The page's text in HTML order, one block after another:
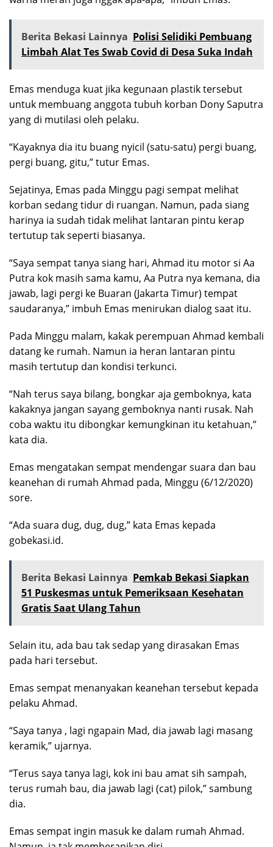
Berita Bekasi Lainnya Polisi Selidiki Pembuang
Limbah Alat Tes Swab Covid di Desa Suka Indah
Emas menduga kuat jika kegunaan plastik tersebut
untuk membuang anggota tubuh korban Dony Saputra
yang di mutilasi oleh pelaku.
“Kayaknya dia itu buang nyicil (satu-satu) pergi buang,
pergi buang, gitu,” tutur Emas.
Sejatinya, Emas pada Minggu pagi sempat melihat
korban sedang tidur di ruangan. Namun, pada siang
harinya ia sudah tidak melihat lantaran pintu kerap
tertutup tak seperti biasanya.
“Saya sempat tanya siang hari, Ahmad itu motor si Aa
Putra kok masih sama kamu, Aa Putra nya kemana, dia
jawab, lagi pergi ke Buaran (Jakarta Timur) tempat
saudaranya,” imbuh Emas menirukan dialog saat itu.
Pada Minggu malam, kakak perempuan Ahmad kembali
datang ke rumah. Namun ia heran lantaran pintu
masih tertutup dan kondisi terkunci.
“Nah terus saya bilang, bongkar aja gemboknya, kata
kakaknya jangan sayang gemboknya nanti rusak. Nah
coba waktu itu dibongkar kemungkinan itu ketahuan,”
kata dia.
Emas mengatakan sempat mendengar suara dan bau
keanehan di rumah Ahmad pada, Minggu (6/12/2020)
sore.
“Ada suara dug, dug, dug,” kata Emas kepada
gobekasi.id.
Berita Bekasi Lainnya Pemkab Bekasi Siapkan
51 Puskesmas untuk Pemeriksaan Kesehatan
Gratis Saat Ulang Tahun
Selain itu, ada bau tak sedap yang dirasakan Emas
pada hari tersebut.
Emas sempat menanyakan keanehan tersebut kepada
pelaku Ahmad.
“Saya tanya , lagi ngapain Mad, dia jawab lagi masang
keramik,” ujarnya.
“Terus saya tanya lagi, kok ini bau amat sih sampah,
terus rumah bau, dia jawab lagi (cat) pilok,” sambung
dia.
Emas sempat ingin masuk ke dalam rumah Ahmad.